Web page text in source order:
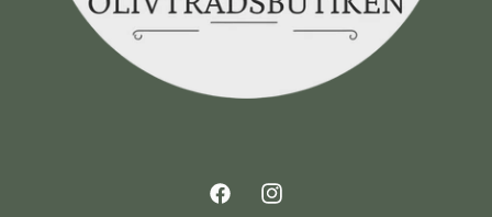
FacebookInstagram